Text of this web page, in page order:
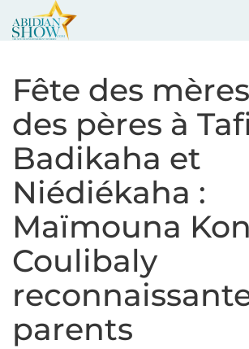
Fête des
des pères à
Badikaha et
Niédiékaha :
Maïmouna
Coulibaly
parents